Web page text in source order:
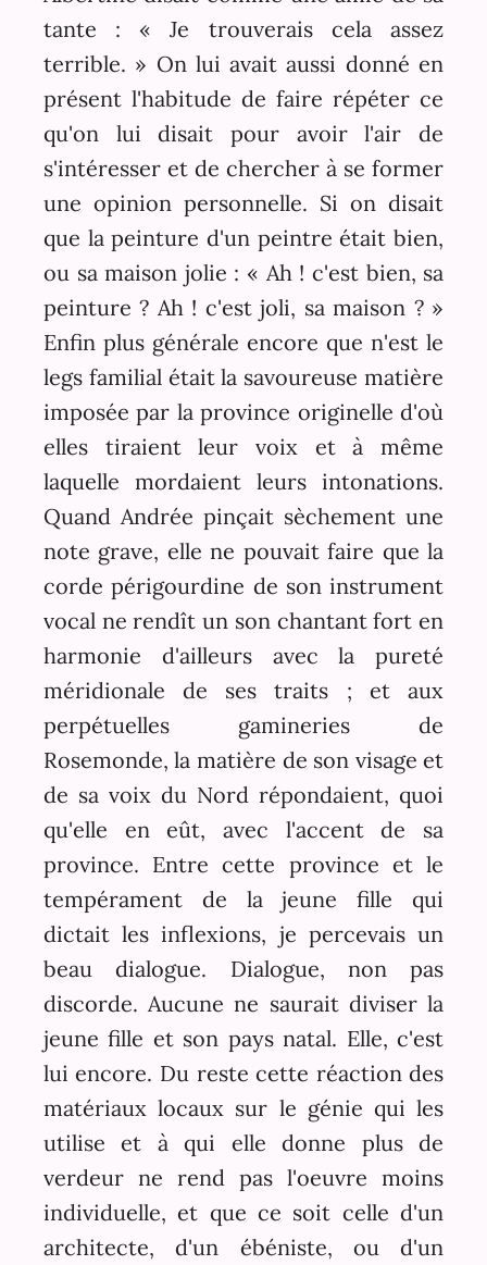
tante : « Je trouverais cela assez
terrible. » On lui avait aussi donné en
présent l'habitude de faire répéter ce
qu'on lui disait pour avoir l'air de
s'intéresser et de chercher à se former
une opinion personnelle. Si on disait
que la peinture d'un peintre était bien,
ou sa maison jolie : « Ah ! c'est bien, sa
peinture ? Ah ! c'est joli, sa maison ? »
Enfin plus générale encore que n'est le
legs familial était la savoureuse matière
imposée par la province originelle d'où
elles tiraient leur voix et à même
laquelle mordaient leurs intonations.
Quand Andrée pinçait sèchement une
note grave, elle ne pouvait faire que la
corde périgourdine de son instrument
vocal ne rendît un son chantant fort en
harmonie d'ailleurs avec la pureté
méridionale de ses traits ; et aux
perpétuelles gamineries de
Rosemonde, la matière de son visage et
de sa voix du Nord répondaient, quoi
qu'elle en eût, avec l'accent de sa
province. Entre cette province et le
tempérament de la jeune fille qui
dictait les inflexions, je percevais un
beau dialogue. Dialogue, non pas
discorde. Aucune ne saurait diviser la
jeune fille et son pays natal. Elle, c'est
lui encore. Du reste cette réaction des
matériaux locaux sur le génie qui les
utilise et à qui elle donne plus de
verdeur ne rend pas l'oeuvre moins
individuelle, et que ce soit celle d'un
architecte, d'un ébéniste, ou d'un